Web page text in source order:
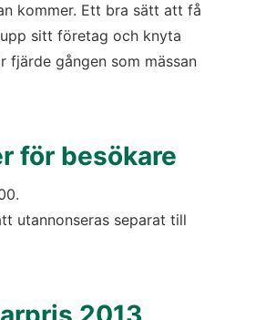
kommer. Ett bra sätt att få
sitt företag och knyta
fjärde gången som mässan
för besökare
utannonseras separat till